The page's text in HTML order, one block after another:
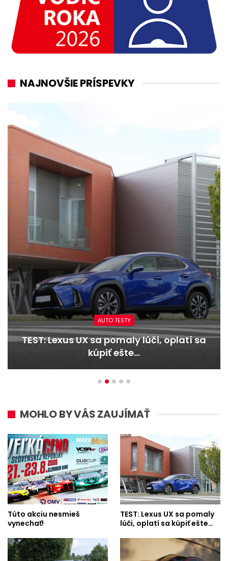
NAJNOVŠIE PRÍSPEVKY
sa
AUTO TESTY
TEST: Dacia Duster hybrid-G 150
Trojitý útok
MOHLO BY VÁS ZAUJÍMAŤ
Túto akciu nesmieš
vynechať!
TEST: Lexus UX sa pomaly
lúči, oplatí sa kúpiť ešte…